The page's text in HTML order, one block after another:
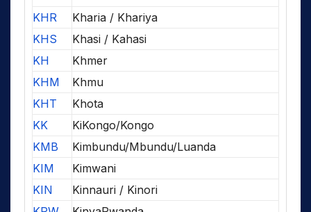
KHR
Kharia / Khariya
KHS
Khasi / Kahasi
KH
Khmer
KHM
Khmu
KHT
Khota
KK
KiKongo/Kongo
KMB
Kimbundu/Mbundu/Luanda
KIM
Kimwani
KIN
Kinnauri / Kinori